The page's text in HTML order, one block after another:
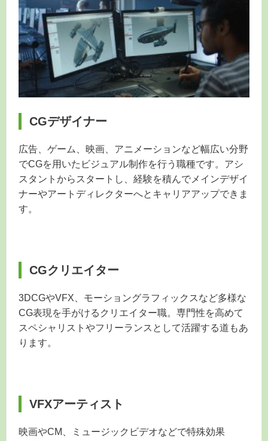
CGデザイナー
広告、ゲーム、映画、アニメーションなど幅広い分野
でCGを用いたビジュアル制作を行う職種です。アシ
スタントからスタートし、経験を積んでメインデザイ
ナーやアートディレクターへとキャリアアップできま
す。
CGクリエイター
3DCGやVFX、モーショングラフィックスなど多様な
CG表現を手がけるクリエイター職。専門性を高めて
スペシャリストやフリーランスとして活躍する道もあ
ります。
VFXアーティスト
映画やCM、ミュージックビデオなどで特殊効果